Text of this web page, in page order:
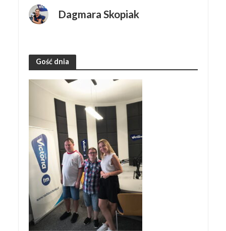
Dagmara Skopiak
Gość dnia